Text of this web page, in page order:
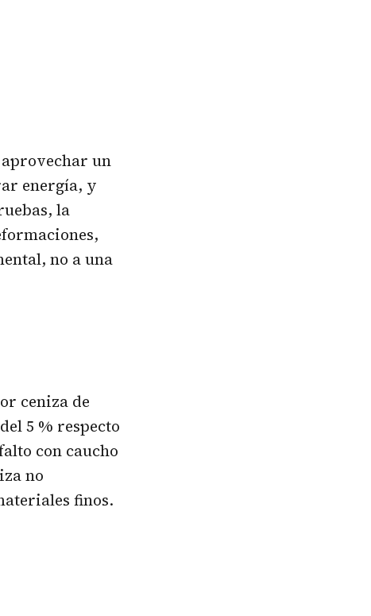
aprovechar un
energía, y
la
no a una
ceniza de
5 % respecto
con caucho
no
finos.